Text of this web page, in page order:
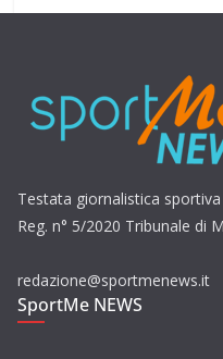
Testata giornalistica sportiva
Reg. n° 5/2020 Tribunale di
redazione@sportmenews.it
SportMe NEWS